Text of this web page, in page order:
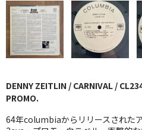
JAZZ-EU
JAZZ-JP
J-POP
ROCK
DENNY ZEITLIN / CARNIVAL /
PROMO.
64年columbiaからリリースされた